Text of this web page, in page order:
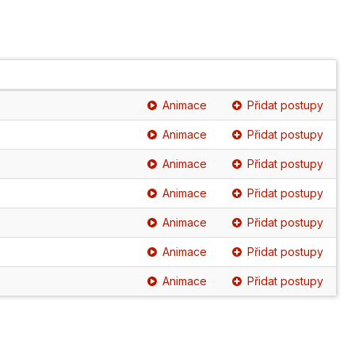
Animace Přidat postupy
Animace Přidat postupy
Animace Přidat postupy
Animace Přidat postupy
Animace Přidat postupy
Animace Přidat postupy
Animace Přidat postupy